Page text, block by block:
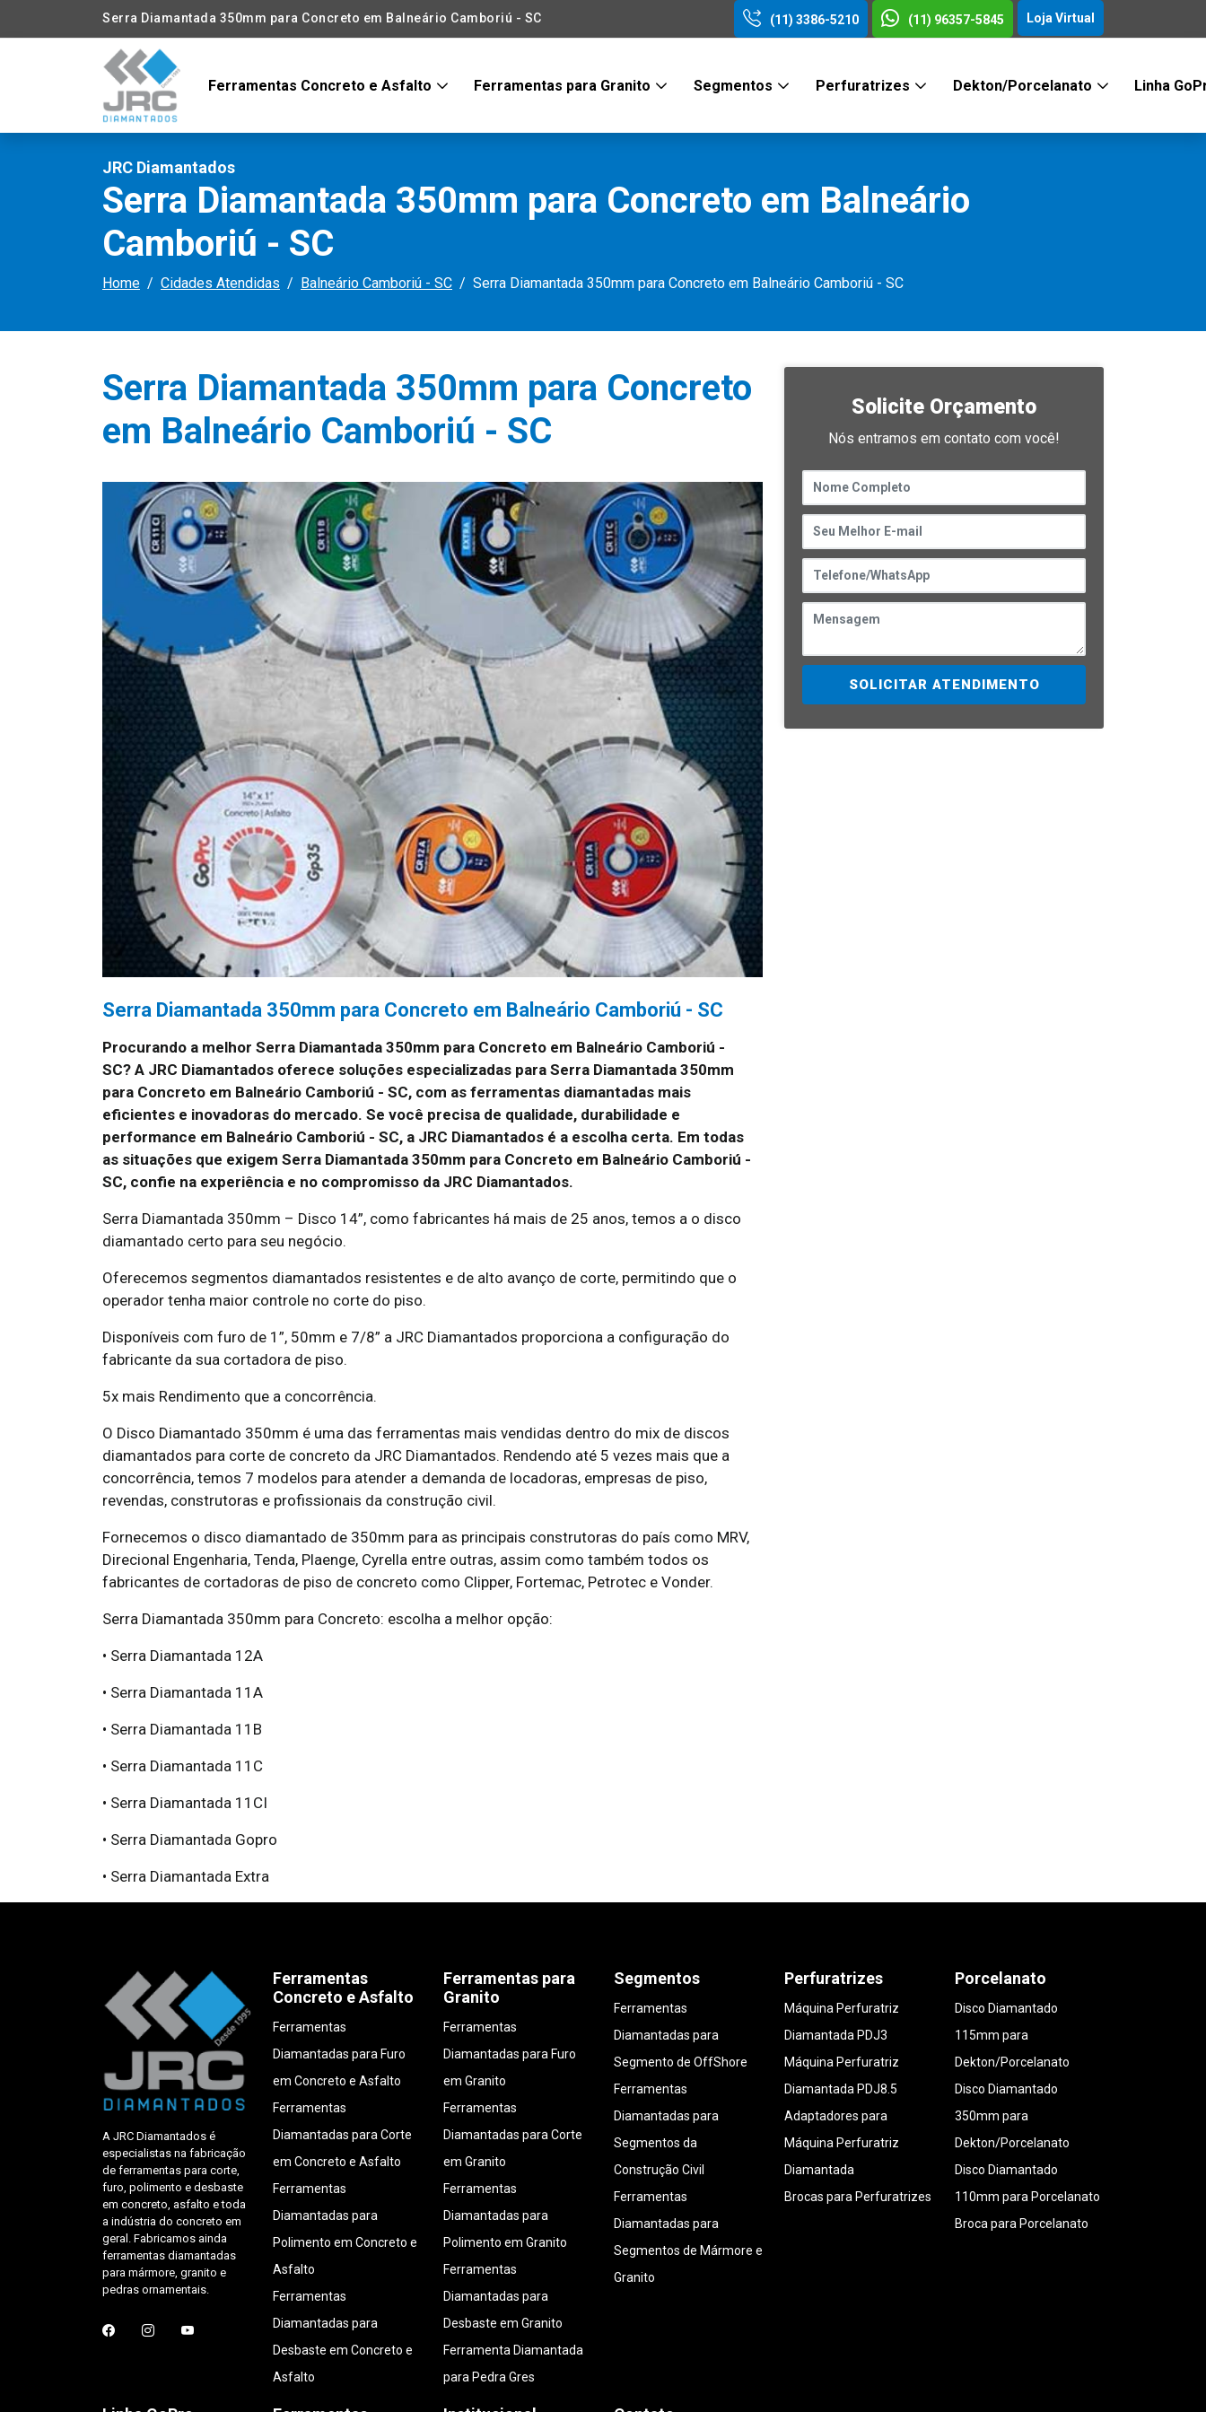
Serra Diamantada 350mm para Concreto em Balneário Camboriú - SC (11) 3386-5210 (11) 96357-5845 Loja Virtual
Ferramentas Concreto e Asfalto Ferramentas para Granito Segmentos Perfuratrizes Dekton/Porcelanato Linha
JRC Diamantados
Serra Diamantada 350mm para Concreto em Balneário
Camboriú - SC
Home Cidades Atendidas Balneário Camboriú - SC Serra Diamantada 350mm para Concreto em Balneário Camboriú - SC
Serra Diamantada 350mm para Concreto
em Balneário Camboriú - SC
Serra Diamantada 350mm para Concreto em Balneário Camboriú - SC
Procurando a melhor Serra Diamantada 350mm para Concreto em Balneário Camboriú -
SC? A JRC Diamantados oferece soluções especializadas para Serra Diamantada 350mm
para Concreto em Balneário Camboriú - SC, com as ferramentas diamantadas mais
eficientes e inovadoras do mercado. Se você precisa de qualidade, durabilidade e
performance em Balneário Camboriú - SC, a JRC Diamantados é a escolha certa. Em todas
as situações que exigem Serra Diamantada 350mm para Concreto em Balneário Camboriú -
SC, confie na experiência e no compromisso da JRC Diamantados.
Serra Diamantada 350mm – Disco 14”, como fabricantes há mais de 25 anos, temos a o disco
diamantado certo para seu negócio.
Oferecemos segmentos diamantados resistentes e de alto avanço de corte, permitindo que o
operador tenha maior controle no corte do piso.
Disponíveis com furo de 1”, 50mm e 7/8” a JRC Diamantados proporciona a configuração do
fabricante da sua cortadora de piso.
5x mais Rendimento que a concorrência.
O Disco Diamantado 350mm é uma das ferramentas mais vendidas dentro do mix de discos
diamantados para corte de concreto da JRC Diamantados. Rendendo até 5 vezes mais que a
concorrência, temos 7 modelos para atender a demanda de locadoras, empresas de piso,
revendas, construtoras e profissionais da construção civil.
Fornecemos o disco diamantado de 350mm para as principais construtoras do país como MRV,
Direcional Engenharia, Tenda, Plaenge, Cyrella entre outras, assim como também todos os
fabricantes de cortadoras de piso de concreto como Clipper, Fortemac, Petrotec e Vonder.
Serra Diamantada 350mm para Concreto: escolha a melhor opção:
• Serra Diamantada 12A
• Serra Diamantada 11A
• Serra Diamantada 11B
• Serra Diamantada 11C
• Serra Diamantada 11CI
• Serra Diamantada Gopro
• Serra Diamantada Extra
Solicite Orçamento
Nós entramos em contato com você!
SOLICITAR ATENDIMENTO
A JRC Diamantados é
especialistas na fabricação
de ferramentas para corte,
furo, polimento e desbaste
em concreto, asfalto e toda
a indústria do concreto em
geral. Fabricamos ainda
ferramentas diamantadas
para mármore, granito e
pedras ornamentais.
Ferramentas
Concreto e Asfalto
Ferramentas
Diamantadas para Furo
em Concreto e Asfalto
Ferramentas
Diamantadas para Corte
em Concreto e Asfalto
Ferramentas
Diamantadas para
Polimento em Concreto e
Asfalto
Ferramentas
Diamantadas para
Desbaste em Concreto e
Asfalto
Ferramentas para
Granito
Ferramentas
Diamantadas para Furo
em Granito
Ferramentas
Diamantadas para Corte
em Granito
Ferramentas
Diamantadas para
Polimento em Granito
Ferramentas
Diamantadas para
Desbaste em Granito
Ferramenta Diamantada
para Pedra Gres
Segmentos
Ferramentas
Diamantadas para
Segmento de OffShore
Ferramentas
Diamantadas para
Segmentos da
Construção Civil
Ferramentas
Diamantadas para
Segmentos de Mármore e
Granito
Perfuratrizes
Máquina Perfuratriz
Diamantada PDJ3
Máquina Perfuratriz
Diamantada PDJ8.5
Adaptadores para
Máquina Perfuratriz
Diamantada
Brocas para Perfuratrizes
Porcelanato
Disco Diamantado
115mm para
Dekton/Porcelanato
Disco Diamantado
350mm para
Dekton/Porcelanato
Disco Diamantado
110mm para Porcelanato
Broca para Porcelanato